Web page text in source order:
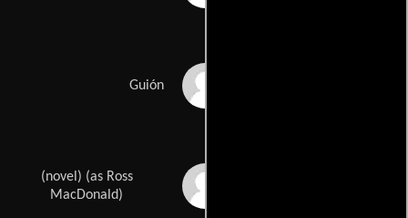
Guión
(novel) (as Ross
MacDonald)